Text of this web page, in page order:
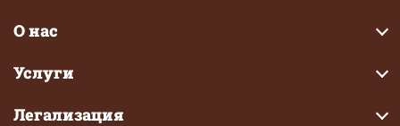
О нас
Услуги
Легализация